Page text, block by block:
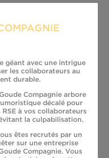
géant avec une intrigue
les collaborateurs au
durable.
Compagnie arbore
décalé pour
RSE à vos collaborateurs
la culpabilisation.
êtes recrutés par un
sur une entreprise
Compagnie. Vous